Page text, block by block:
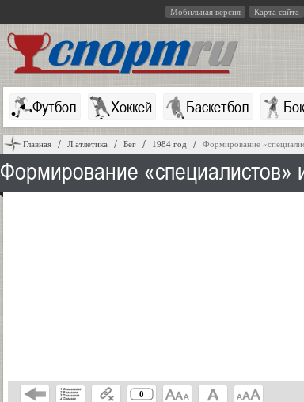
Мобильная версия Карта сайта
Футбол Хоккей Баскетбол
Главная Л.атлетика Бег 1984 год Формирование
Формирование «специалистов»
0